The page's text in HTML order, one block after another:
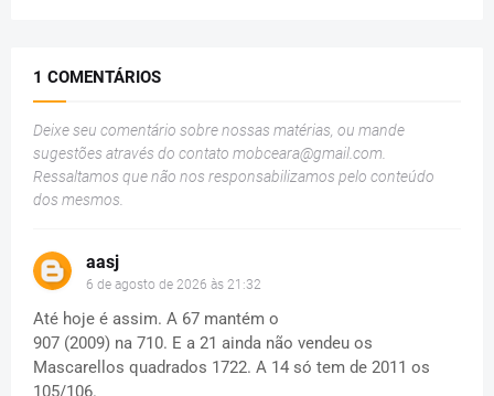
1 COMENTÁRIOS
Deixe seu comentário sobre nossas matérias, ou mande
sugestões através do contato mobceara@gmail.com
Ressaltamos que não nos responsabilizamos pelo conteúdo
dos mesmos.
aasj
6 de agosto de 2026 às 21:32
Até hoje é assim. A 67 mantém o
907 (2009) na 710. E a 21 ainda não vendeu os
Mascarellos quadrados 1722. A 14 só tem de 2011 os
105/106.